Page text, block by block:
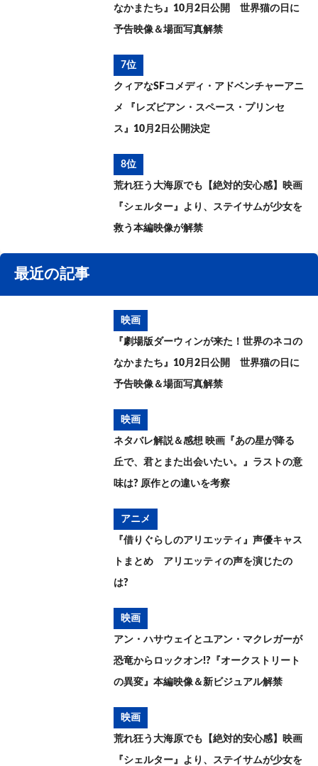
なかまたち』10月2日公開 世界猫の日に
予告映像＆場面写真解禁
7位
クィアなSFコメディ・アドベンチャーアニ
メ 『レズビアン・スペース・プリンセ
ス』10月2日公開決定
8位
荒れ狂う大海原でも【絶対的安心感】映画
『シェルター』より、ステイサムが少女を
救う本編映像が解禁
最近の記事
映画
『劇場版ダーウィンが来た！世界のネコの
なかまたち』10月2日公開 世界猫の日に
予告映像＆場面写真解禁
映画
ネタバレ解説＆感想 映画『あの星が降る
丘で、君とまた出会いたい。』ラストの意
味は? 原作との違いを考察
アニメ
『借りぐらしのアリエッティ』声優キャス
トまとめ アリエッティの声を演じたの
は?
映画
アン・ハサウェイとユアン・マクレガーが
恐竜からロックオン!?『オークストリート
の異変』本編映像＆新ビジュアル解禁
映画
荒れ狂う大海原でも【絶対的安心感】映画
『シェルター』より、ステイサムが少女を